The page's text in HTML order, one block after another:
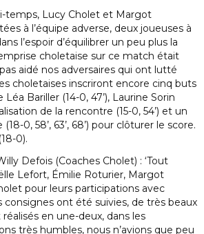
temps, Lucy Cholet et Margot
à l’équipe adverse, deux joueuses à
l’espoir d’équilibrer un peu plus la
choletaise sur ce match était
aidé nos adversaires qui ont lutté
choletaises inscriront encore cinq buts
Bariller (14-0, 47’), Laurine Sorin
de la rencontre (15-0, 54’) et un
0, 58’, 63’, 68’) pour clôturer le score.
0).
Defois (Coaches Cholet) : ‘Tout
Lefort, Émilie Roturier, Margot
pour leurs participations avec
consignes ont été suivies, de très beaux
en une-deux, dans les
très humbles, nous n’avions que peu